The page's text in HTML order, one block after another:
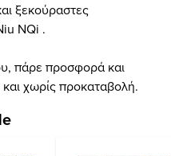
ξεκούραστες
NQi .
πάρε προσφορά και
χωρίς προκαταβολή.